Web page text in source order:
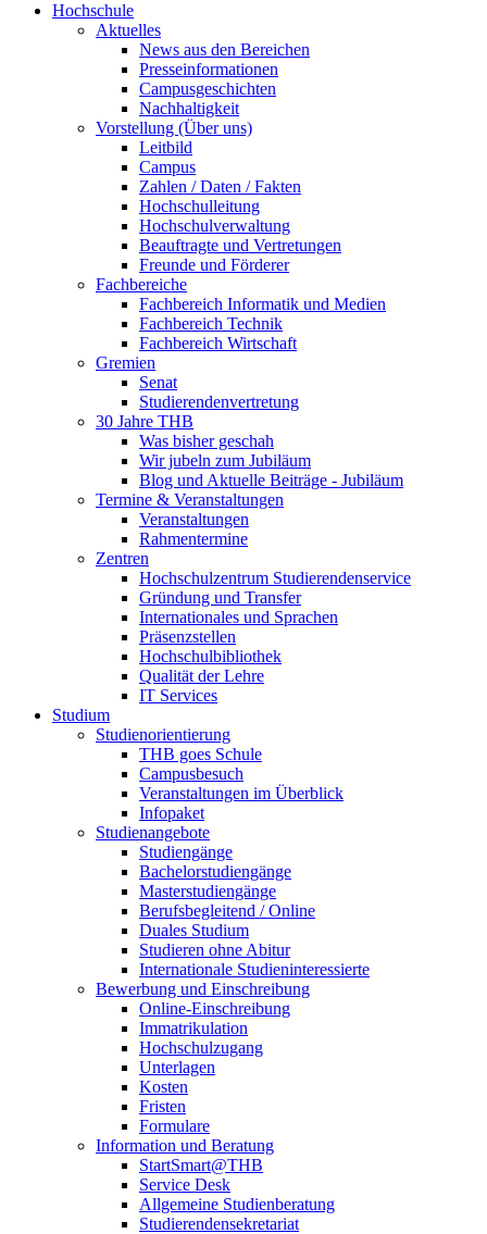
Hochschule
Aktuelles
News aus den Bereichen
Presseinformationen
Campusgeschichten
Nachhaltigkeit
Vorstellung (Über uns)
Leitbild
Campus
Zahlen / Daten / Fakten
Hochschulleitung
Hochschulverwaltung
Beauftragte und Vertretungen
Freunde und Förderer
Fachbereiche
Fachbereich Informatik und Medien
Fachbereich Technik
Fachbereich Wirtschaft
Gremien
Senat
Studierendenvertretung
30 Jahre THB
Was bisher geschah
Wir jubeln zum Jubiläum
Blog und Aktuelle Beiträge - Jubiläum
Termine & Veranstaltungen
Veranstaltungen
Rahmentermine
Zentren
Hochschulzentrum Studierendenservice
Gründung und Transfer
Internationales und Sprachen
Präsenzstellen
Hochschulbibliothek
Qualität der Lehre
IT Services
Studium
Studienorientierung
THB goes Schule
Campusbesuch
Veranstaltungen im Überblick
Infopaket
Studienangebote
Studiengänge
Bachelorstudiengänge
Masterstudiengänge
Berufsbegleitend / Online
Duales Studium
Studieren ohne Abitur
Internationale Studieninteressierte
Bewerbung und Einschreibung
Online-Einschreibung
Immatrikulation
Hochschulzugang
Unterlagen
Kosten
Fristen
Formulare
Information und Beratung
StartSmart@THB
Service Desk
Allgemeine Studienberatung
Studierendensekretariat